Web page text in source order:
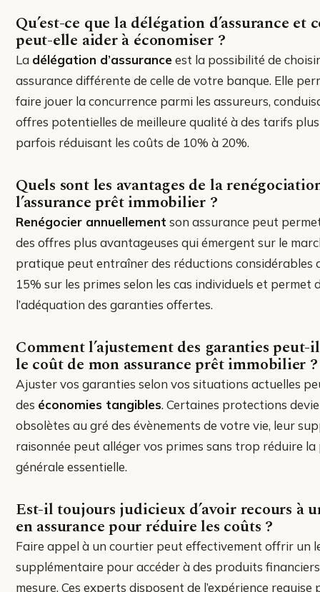
Qu’est-ce que la délégation d’assurance et
peut-elle aider à économiser ?
La délégation d’assuranceest la possibilité de
assurance différente de celle de votre banque. Elle
faire jouer la concurrence parmi les assureurs,
offres potentielles de meilleure qualité à des tarifs
parfois réduisant les coûts de 10% à 20%.
Quels sont les avantages de la
l’assurance prêt immobilier ?
Renégocier annuellement son assurance peut
des offres plus avantageuses qui émergent sur le
pratique peut entraîner des réductions considérables
15% sur les primes selon les cas individuels et permet
l’adéquation des garanties offertes.
Comment l’ajustement des garanties
le coût de mon assurance prêt immobilier ?
Ajuster vos garanties selon vos situations actuelles
des économies tangibles. Certaines protections
obsolètes au gré des évènements de votre vie, leur
raisonnée peut alléger vos primes sans trop réduire
générale essentielle.
Est-il toujours judicieux d’avoir recours à
en assurance pour réduire les coûts ?
Faire appel à un courtier peut effectivement offrir un
supplémentaire pour accéder à des produits
mesure. Ces experts disposent de l’expérience